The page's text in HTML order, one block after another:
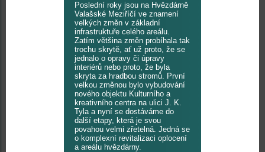
Poslední roky jsou na Hvězdárně
Valašské Meziříčí ve znamení
velkých změn v základní
infrastruktuře celého areálu.
Zatím většina změn probíhala tak
trochu skrytě, ať už proto, že se
jednalo o opravy či úpravy
interiérů nebo proto, že byla
skryta za hradbou stromů. První
velkou změnou bylo vybudování
nového objektu Kulturního a
kreativního centra na ulici J. K.
Tyla a nyní se dostáváme do
další etapy, která je svou
povahou velmi zřetelná. Jedná se
o komplexní revitalizaci oplocení
a areálu hvězdárny.